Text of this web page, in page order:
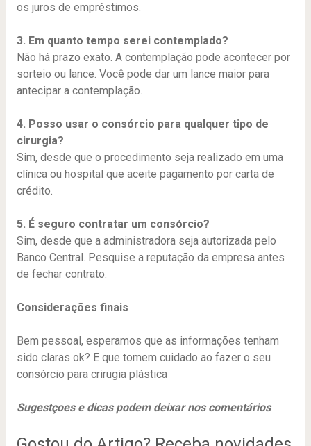
os juros de empréstimos.
3. Em quanto tempo serei contemplado?
Não há prazo exato. A contemplação pode acontecer por
sorteio ou lance. Você pode dar um lance maior para
antecipar a contemplação.
4. Posso usar o consórcio para qualquer tipo de
cirurgia?
Sim, desde que o procedimento seja realizado em uma
clínica ou hospital que aceite pagamento por carta de
crédito.
5. É seguro contratar um consórcio?
Sim, desde que a administradora seja autorizada pelo
Banco Central. Pesquise a reputação da empresa antes
de fechar contrato.
Considerações finais
Bem pessoal, esperamos que as informações tenham
sido claras ok? E que tomem cuidado ao fazer o seu
consórcio para crirugia plástica
Sugestçoes e dicas podem deixar nos comentários